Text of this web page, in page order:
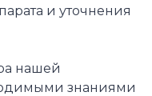
и уточнения
нашей
знаниями